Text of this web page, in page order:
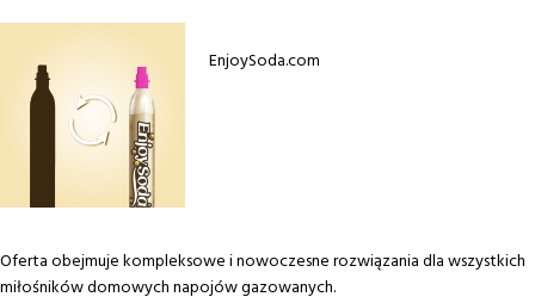
EnjoySoda.com
Oferta obejmuje kompleksowe i nowoczesne rozwiązania dla wszystkich
miłośników domowych napojów gazowanych.